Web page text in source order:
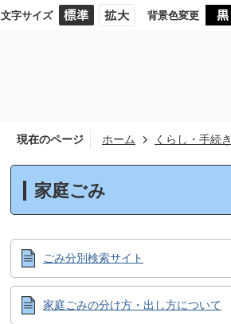
文字サイズ 背景色変更
現在のページ ホーム くらし・手続き
家庭ごみ
ごみ分別検索サイト
家庭ごみの分け方・出し方について